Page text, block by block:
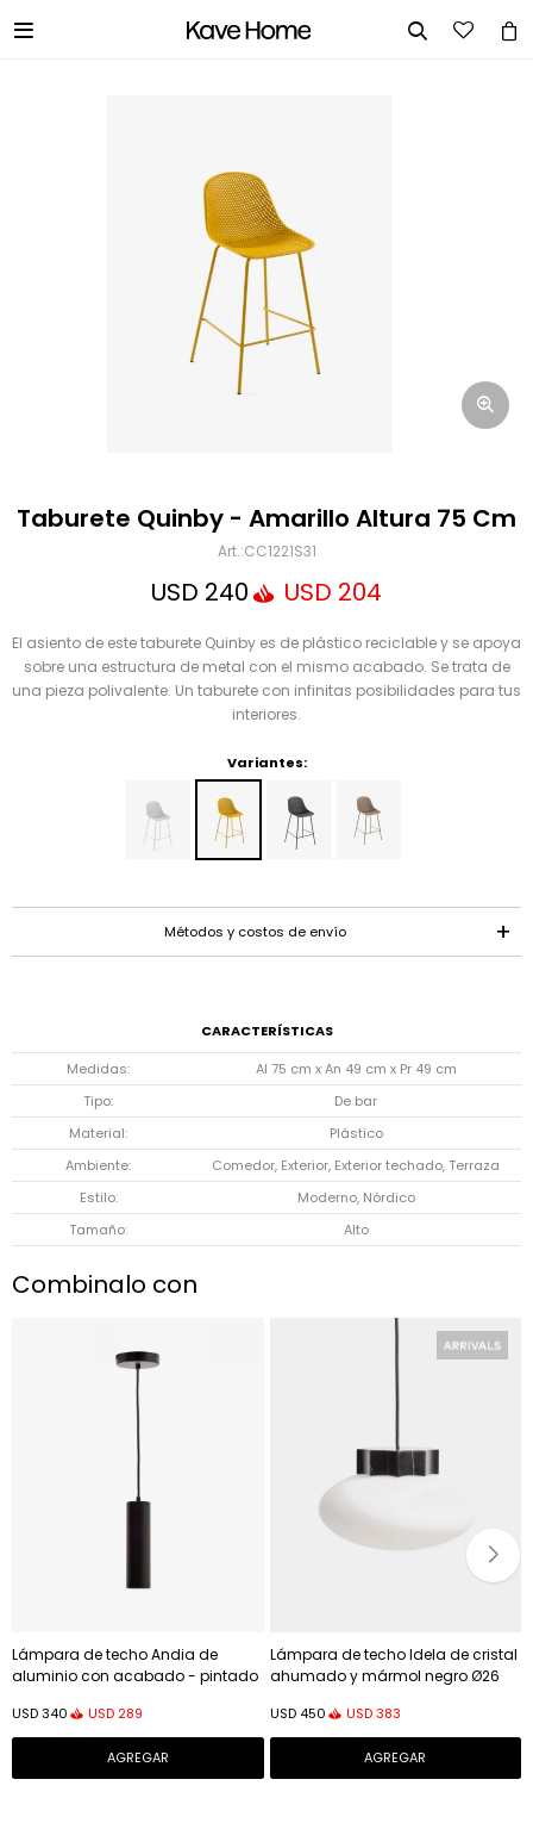
 
Taburete Quinby - Amarillo Altura 75 Cm
CC1221S31
USD 240 USD 204
El asiento de este taburete Quinby es de plástico reciclable y se apoya
sobre una estructura de metal con el mismo acabado. Se trata de
una pieza polivalente. Un taburete con infinitas posibilidades para tus
interiores.
Variantes:
Métodos y costos de envío
CARACTERÍSTICAS
Medidas
Al 75 cm x An 49 cm x Pr 49 cm
Tipo
De bar
Material
Plástico
Ambiente
Comedor, Exterior, Exterior techado, Terraza
Estilo
Moderno, Nórdico
Tamaño
Alto
Combinalo con
Lámpara de techo Andia de
aluminio con acabado - pintado
USD340 USD 289
Lámpara de techo Idela de cristal
ahumado y mármol negro Ø26
USD 450 USD 383
STOCK DISPONIBLE.
Correo electrónico